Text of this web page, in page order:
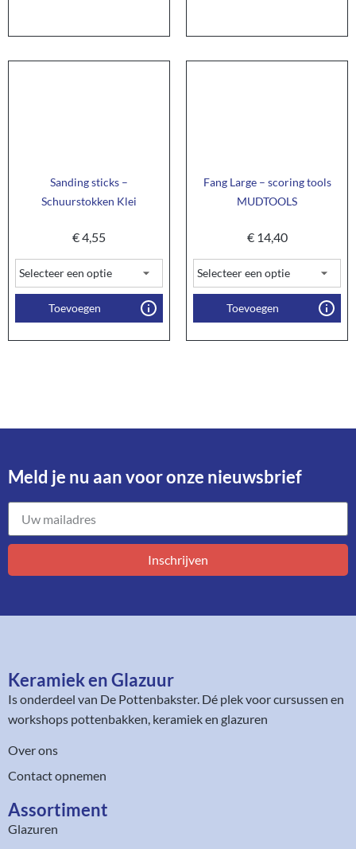
Sanding sticks –
Schuurstokken Klei
€4,55
Toevoegen
Fang Large – scoring tools
MUDTOOLS
€14,40
Toevoegen
Meld je nu aan voor onze nieuwsbrief​
Inschrijven
Keramiek en Glazuur​
Is onderdeel van De Pottenbakster. Dé plek voor cursussen en
workshops pottenbakken, keramiek en glazuren
Over ons
Contact opnemen
Assortiment​
Glazuren